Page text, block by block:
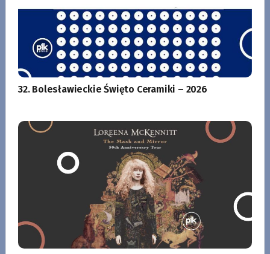
32. Bolesławieckie Święto Ceramiki – 2026